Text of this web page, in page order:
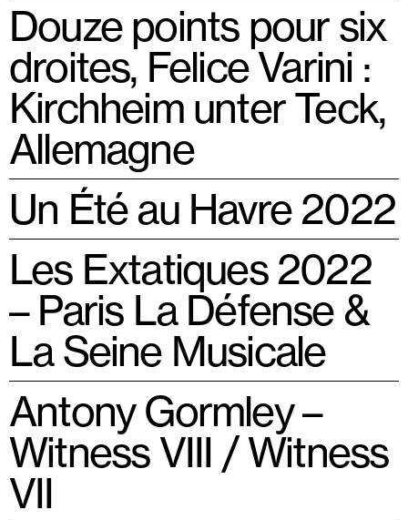
Douze points pour six
droites, Felice Varini :
Kirchheim unter Teck,
Allemagne
Un Été au Havre 2022
Les Extatiques 2022
– Paris La Défense &
La Seine Musicale
Antony Gormley –
Witness VIII / Witness
VII